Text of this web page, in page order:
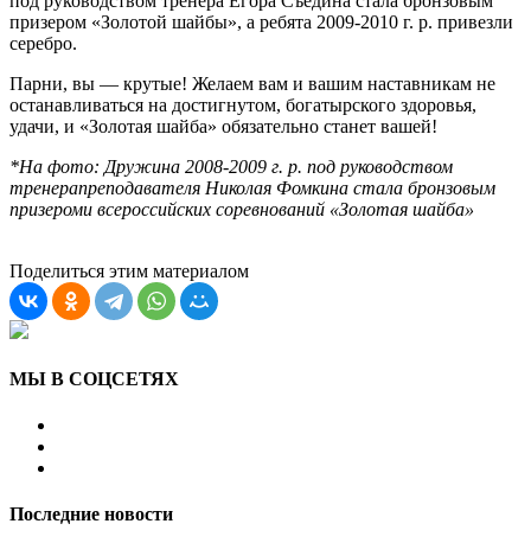
призером «Золотой шайбы», а ребята 2009-2010 г. р. привезли
серебро.
Парни, вы — крутые! Желаем вам и вашим наставникам не
останавливаться на достигнутом, богатырского здоровья,
удачи, и «Золотая шайба» обязательно станет вашей!
*На фото: Дружина 2008-2009 г. р. под руководством
тренерапреподавателя Николая Фомкина стала бронзовым
призероми всероссийских соревнований «Золотая шайба»
Поделиться этим материалом
МЫ В СОЦСЕТЯХ
Последние новости